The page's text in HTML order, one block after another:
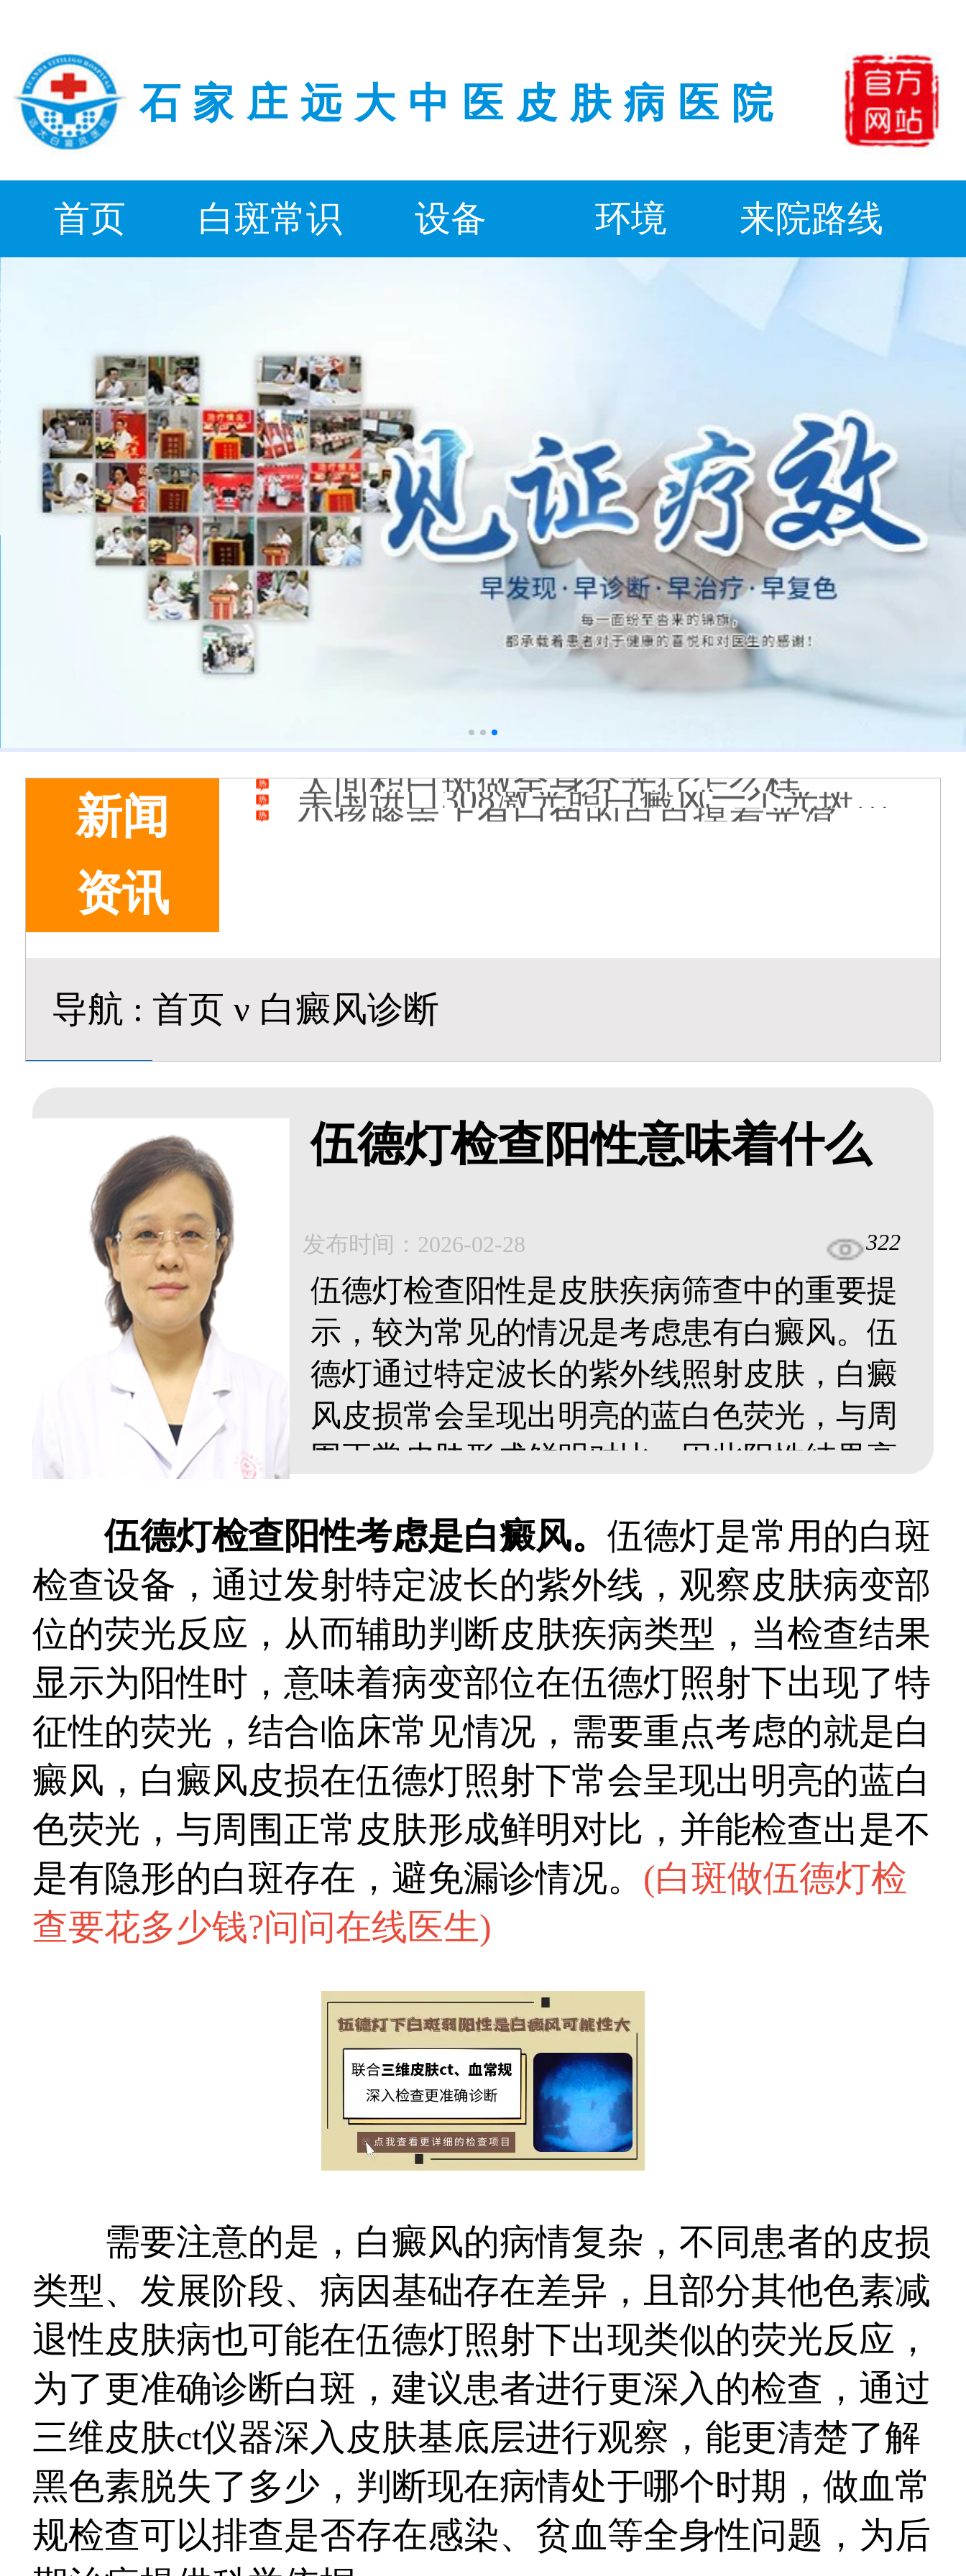
石家庄远大中医皮肤病医院
首页 白斑常识 设备 环境 来院路线
新闻
资讯
淘宝购买的伍德灯检查白斑准确吗
大面积白斑做全身仓光疗怎么样
美国进口308激光照白癜风一个光斑大概费用多少
小孩膝盖上有白色的点点摸着光滑怎么回事
补骨脂泡酒真能治白癜风吗 有没有副作用
伍德灯下白斑比肉眼看到的更大正常吗
儿童下巴长小白点是什么原因
导航 : 首页 ν 白癜风诊断
伍德灯检查阳性意味着什么
发布时间：2026-02-28 322
伍德灯检查阳性是皮肤疾病筛查中的重要提
示，较为常见的情况是考虑患有白癜风。伍
德灯通过特定波长的紫外线照射皮肤，白癜
风皮损常会呈现出明亮的蓝白色荧光，与周
围正常皮肤形成鲜明对比，因此阳性结果高
复杂，单一伍德灯检查不足以全面确诊病
情、明确病因。为了更准确地判断皮损程
度、黑色素细胞受损情况及发病诱因，通常
需要联合三维皮肤ct、血常规、免疫功能检查
等进一步检测，为后续治疗提供科学依据。...
伍德灯检查阳性考虑是白癜风。 伍德灯是常用的白斑
检查设备，通过发射特定波长的紫外线，观察皮肤病变部
位的荧光反应，从而辅助判断皮肤疾病类型，当检查结果
显示为阳性时，意味着病变部位在伍德灯照射下出现了特
征性的荧光，结合临床常见情况，需要重点考虑的就是白
癜风，白癜风皮损在伍德灯照射下常会呈现出明亮的蓝白
色荧光，与周围正常皮肤形成鲜明对比，并能检查出是不
是有隐形的白斑存在，避免漏诊情况。 (白斑做伍德灯检
查要花多少钱?问问在线医生)
需要注意的是，白癜风的病情复杂，不同患者的皮损
类型、发展阶段、病因基础存在差异，且部分其他色素减
退性皮肤病也可能在伍德灯照射下出现类似的荧光反应，
为了更准确诊断白斑，建议患者进行更深入的检查，通过
三维皮肤ct仪器深入皮肤基底层进行观察，能更清楚了解
黑色素脱失了多少，判断现在病情处于哪个时期，做血常
规检查可以排查是否存在感染、贫血等全身性问题，为后